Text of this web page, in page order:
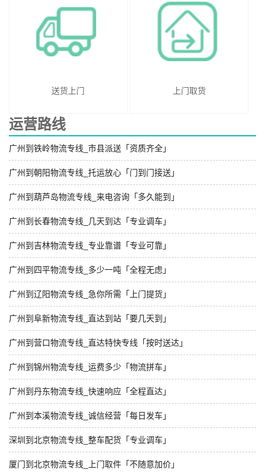
送货上门 上门取货
运营路线
广州到铁岭物流专线_市县派送「资质齐全」
广州到朝阳物流专线_托运放心「门到门接送」
广州到葫芦岛物流专线_来电咨询「多久能到」
广州到长春物流专线_几天到达「专业调车」
广州到吉林物流专线_专业靠谱「专业可靠」
广州到四平物流专线_多少一吨「全程无虑」
广州到辽阳物流专线_急你所需「上门提货」
广州到阜新物流专线_直达到站「要几天到」
广州到营口物流专线_直达特快专线「按时送达」
广州到锦州物流专线_运费多少「物流拼车」
广州到丹东物流专线_快速响应「全程直达」
广州到本溪物流专线_诚信经营「每日发车」
深圳到北京物流专线_整车配货「专业调车」
厦门到北京物流专线_上门取件「不随意加价」